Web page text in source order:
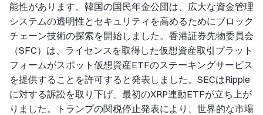
能性があります。韓国の国民年金公団は、広大な資金管理
システムの透明性とセキュリティを高めるためにブロック
チェーン技術の探索を開始しました。香港証券先物委員会
（SFC）は、ライセンスを取得した仮想資産取引プラット
フォームがスポット仮想資産ETFのステーキングサービス
を提供することを許可すると発表しました。SECはRipple
に対する訴訟を取り下げ、最初のXRP連動ETFが立ち上が
りました。トランプの関税停止発表により、世界的な市場